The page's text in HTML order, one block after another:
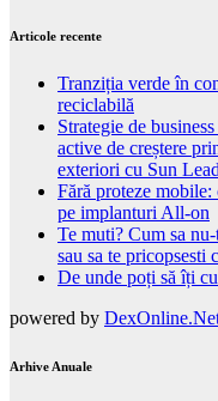
Articole recente
Tranziția verde în
reciclabilă
Strategie de
active de creștere
exteriori cu Sun
Fără proteze
pe implanturi All-on
Te muti? Cum sa
sau sa te pricopsesti
De unde poți să îți
powered by
Arhive Anuale